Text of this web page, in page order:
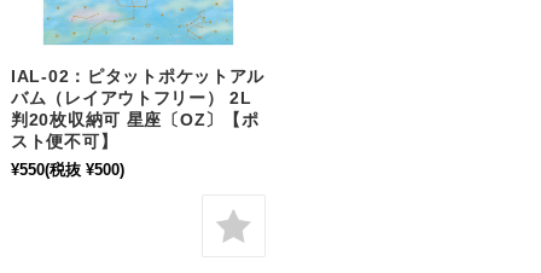
IAL-02：ピタットポケットアル
バム（レイアウトフリー） 2L
判20枚収納可 星座〔OZ〕【ポ
スト便不可】
¥550(税抜 ¥500)